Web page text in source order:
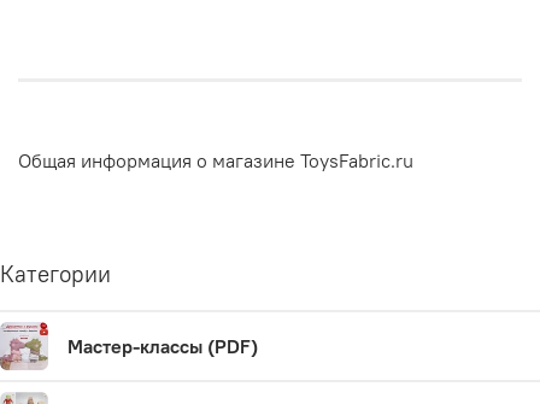
Общая информация о магазине ToysFabric.ru
Категории
Мастер-классы (PDF)